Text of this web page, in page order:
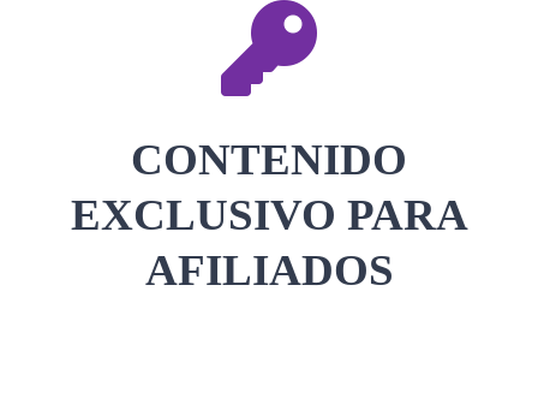
CONTENIDO
EXCLUSIVO PARA
AFILIADOS